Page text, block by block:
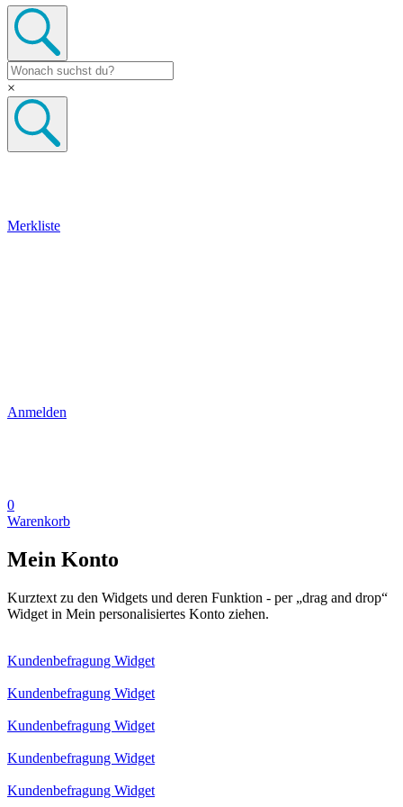
×
Merkliste
Anmelden
0
Warenkorb
Mein Konto
Kurztext zu den Widgets und deren Funktion - per „drag and drop“
Widget in Mein personalisiertes Konto ziehen.
Kundenbefragung Widget
Kundenbefragung Widget
Kundenbefragung Widget
Kundenbefragung Widget
Kundenbefragung Widget